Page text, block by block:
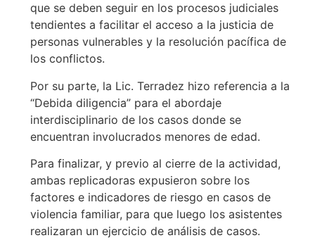
que se deben seguir en los procesos judiciales
tendientes a facilitar el acceso a la justicia de
personas vulnerables y la resolución pacífica de
los conflictos.
Por su parte, la Lic. Terradez hizo referencia a la
“Debida diligencia” para el abordaje
interdisciplinario de los casos donde se
encuentran involucrados menores de edad.
Para finalizar, y previo al cierre de la actividad,
ambas replicadoras expusieron sobre los
factores e indicadores de riesgo en casos de
violencia familiar, para que luego los asistentes
realizaran un ejercicio de análisis de casos.